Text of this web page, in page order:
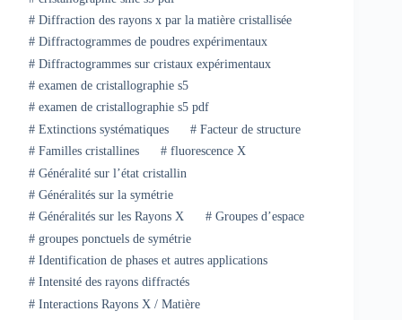
#Diffraction des rayons x par la matière cristallisée
#Diffractogrammes de poudres expérimentaux
#Diffractogrammes sur cristaux expérimentaux
#examen de cristallographie s5
#examen de cristallographie s5 pdf
#Extinctions systématiques #Facteur de structure
#Familles cristallines #fluorescence X
#Généralité sur l’état cristallin
#Généralités sur la symétrie
#Généralités sur les Rayons X #Groupes d’espace
#groupes ponctuels de symétrie
#Identification de phases et autres applications
#Intensité des rayons diffractés
#Interactions Rayons X / Matière